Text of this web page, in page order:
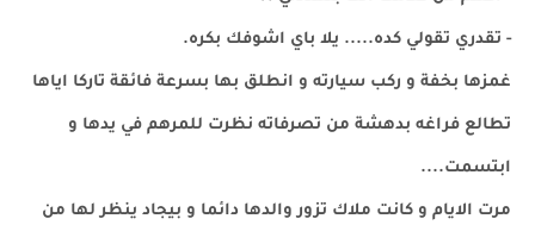
- تقدري تقولي كده..... يلا باي اشوفك بكره.
غمزها بخفة و ركب سيارته و انطلق بها بسرعة فائقة تاركا اياها
تطالع فراغه بدهشة من تصرفاته نظرت للمرهم في يدها و
ابتسمت....
مرت الايام و كانت ملاك تزور والدها دائما و بيجاد ينظر لها من